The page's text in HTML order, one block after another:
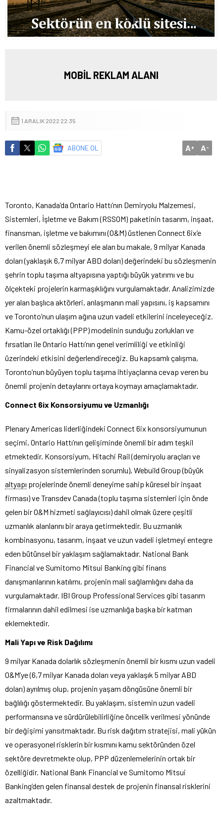
MOBİL REKLAM ALANI
1 ARALIK 2022 22:35
ABONE OL A+ A-
Toronto, Kanada’da Ontario Hattı’nın Demiryolu Malzemesi,
Sistemleri, İşletme ve Bakım (RSSOM) paketinin tasarım, inşaat,
finansman, işletme ve bakımını (O&M) üstlenen Connect 6ix’e
verilen önemli sözleşmeyi ele alan bu makale, 9 milyar Kanada
doları (yaklaşık 6,7 milyar ABD doları) değerindeki bu sözleşmenin
şehrin toplu taşıma altyapısına yaptığı büyük yatırımı ve bu
ölçekteki projelerin karmaşıklığını vurgulamaktadır. Analizimizde
yer alan başlıca aktörleri, anlaşmanın mali yapısını, iş kapsamını
ve Toronto’nun ulaşım ağına uzun vadeli etkilerini inceleyeceğiz.
Kamu-özel ortaklığı (PPP) modelinin sunduğu zorlukları ve
fırsatları ile Ontario Hattı’nın genel verimliliği ve etkinliği
üzerindeki etkisini değerlendireceğiz. Bu kapsamlı çalışma,
Toronto’nun büyüyen toplu taşıma ihtiyaçlarına cevap veren bu
önemli projenin detaylarını ortaya koymayı amaçlamaktadır.
Connect 6ix Konsorsiyumu ve Uzmanlığı
Plenary Americas liderliğindeki Connect 6ix konsorsiyumunun
seçimi, Ontario Hattı’nın gelişiminde önemli bir adım teşkil
etmektedir. Konsorsiyum, Hitachi Rail (demiryolu araçları ve
sinyalizasyon sistemlerinden sorumlu), Webuild Group (büyük
altyapı projelerinde önemli deneyime sahip küresel bir inşaat
firması) ve Transdev Canada (toplu taşıma sistemleri için önde
gelen bir O&M hizmeti sağlayıcısı) dahil olmak üzere çeşitli
uzmanlık alanlarını bir araya getirmektedir. Bu uzmanlık
kombinasyonu, tasarım, inşaat ve uzun vadeli işletmeyi entegre
eden bütünsel bir yaklaşım sağlamaktadır. National Bank
Financial ve Sumitomo Mitsui Banking gibi finans
danışmanlarının katılımı, projenin mali sağlamlığını daha da
vurgulamaktadır. IBI Group Professional Services gibi tasarım
firmalarının dahil edilmesi ise uzmanlığa başka bir katman
eklemektedir.
Mali Yapı ve Risk Dağılımı
9 milyar Kanada dolarlık sözleşmenin önemli bir kısmı uzun vadeli
O&M’ye (6,7 milyar Kanada doları veya yaklaşık 5 milyar ABD
doları) ayrılmış olup, projenin yaşam döngüsüne önemli bir
bağlılığı göstermektedir. Bu yaklaşım, sistemin uzun vadeli
performansına ve sürdürülebilirliğine öncelik verilmesi yönünde
bir değişimi yansıtmaktadır. Bu risk dağıtım stratejisi, mali yükün
ve operasyonel risklerin bir kısmını kamu sektöründen özel
sektöre devretmekte olup, PPP düzenlemelerinin ortak bir
özelliğidir. National Bank Financial ve Sumitomo Mitsui
Banking’den gelen finansal destek de projenin finansal risklerini
azaltmaktadır.